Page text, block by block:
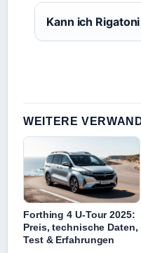
Kann ich
WEITERE
Forthing 4 U-Tour 2025:
Preis, technische Daten,
Test & Erfahrungen